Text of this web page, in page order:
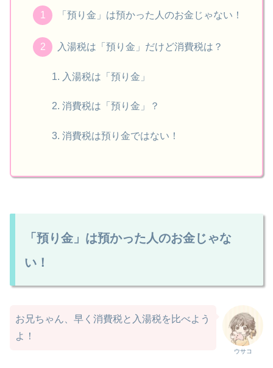
「預り金」は預かった人のお金じゃない！
入湯税は「預り金」だけど消費税は？
入湯税は「預り金」
消費税は「預り金」？
消費税は預り金ではない！
「預り金」は預かった人のお金じゃな
い！
ウサコ
お兄ちゃん、早く消費税と入湯税を比べよう
よ！